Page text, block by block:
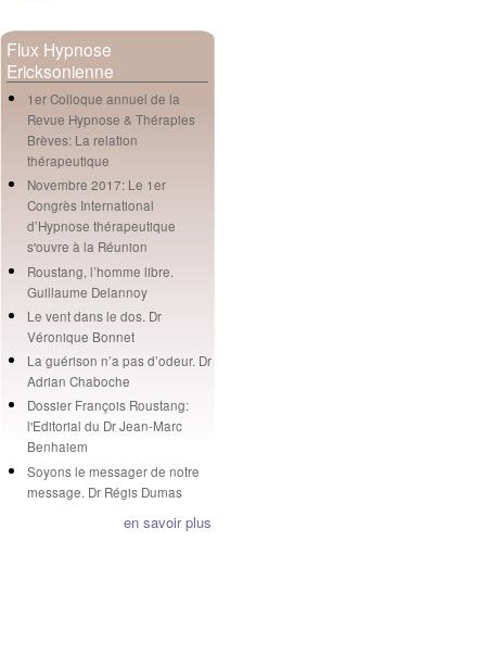
Flux Hypnose
Ericksonienne
1er Colloque annuel de la
Revue Hypnose & Thérapies
Brèves: La relation
thérapeutique
Novembre 2017: Le 1er
Congrès International
d’Hypnose thérapeutique
s'ouvre à la Réunion
Roustang, l’homme libre.
Guillaume Delannoy
Le vent dans le dos. Dr
Véronique Bonnet
La guérison n’a pas d’odeur. Dr
Adrian Chaboche
Dossier François Roustang:
l'Editorial du Dr Jean-Marc
Benhaiem
Soyons le messager de notre
message. Dr Régis Dumas
en savoir plus